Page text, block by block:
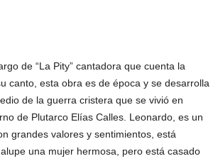
de “La Pity” cantadora que cuenta la
canto, esta obra es de época y se desarrolla
de la guerra cristera que se vivió en
de Plutarco Elías Calles. Leonardo, es un
grandes valores y sentimientos, está
una mujer hermosa, pero está casado